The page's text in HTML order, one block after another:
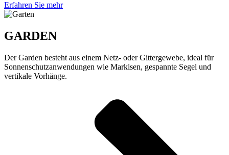
Erfahren Sie mehr
GARDEN
Der Garden besteht aus einem Netz- oder Gittergewebe, ideal für
Sonnenschutzanwendungen wie Markisen, gespannte Segel und
vertikale Vorhänge.